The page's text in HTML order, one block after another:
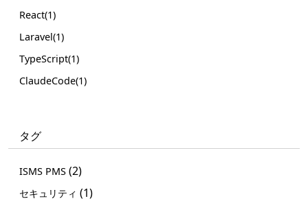
React(1)
Laravel(1)
TypeScript(1)
ClaudeCode(1)
タグ
ISMS PMS (2)
セキュリティ (1)